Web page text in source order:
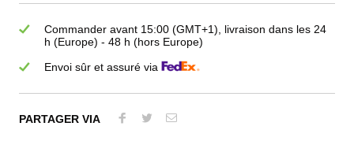
Commander avant 15:00 (GMT+1), livraison dans les 24
h (Europe) - 48 h (hors Europe)
Envoi sûr et assuré via
PARTAGER VIA